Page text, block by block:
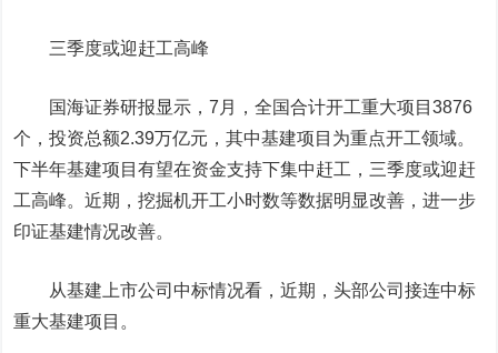
三季度或迎赶工高峰
国海证券研报显示，7月，全国合计开工重大项目3876
个，投资总额2.39万亿元，其中基建项目为重点开工领域。
下半年基建项目有望在资金支持下集中赶工，三季度或迎赶
工高峰。近期，挖掘机开工小时数等数据明显改善，进一步
印证基建情况改善。
从基建上市公司中标情况看，近期，头部公司接连中标
重大基建项目。